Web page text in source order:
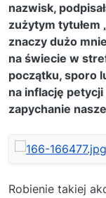
nazwisk,
zużytym tytułem
znaczy dużo
na świecie w
początku, sporo
na inflację
zapychanie
Robienie takiej